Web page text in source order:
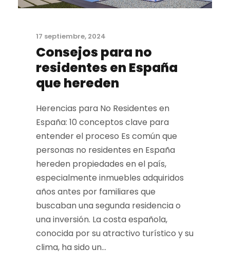
17 septiembre, 2024
Consejos para no
residentes en España
que hereden
Herencias para No Residentes en
España: 10 conceptos clave para
entender el proceso Es común que
personas no residentes en España
hereden propiedades en el país,
especialmente inmuebles adquiridos
años antes por familiares que
buscaban una segunda residencia o
una inversión. La costa española,
conocida por su atractivo turístico y su
clima, ha sido un...